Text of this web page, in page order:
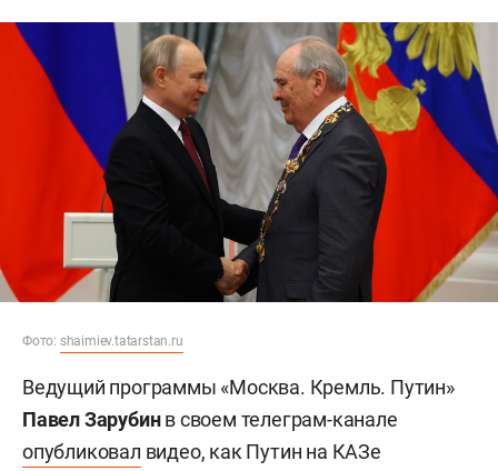
Фото: shaimiev.tatarstan.ru
Ведущий программы «Москва. Кремль. Путин»
Павел Зарубинв своем телеграм-канале
опубликовал видео, как Путин на КАЗе